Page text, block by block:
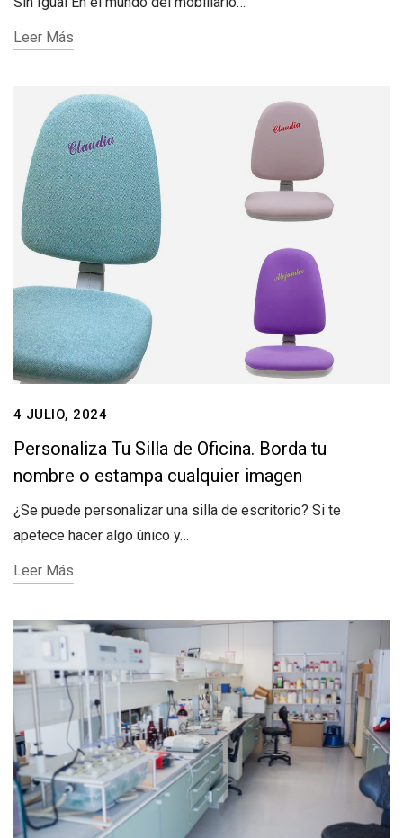
Leer Más
4 JULIO, 2024
Personaliza Tu Silla de Oficina. Borda tu
nombre o estampa cualquier imagen
¿Se puede personalizar una silla de escritorio? Si te
apetece hacer algo único y…
Leer Más